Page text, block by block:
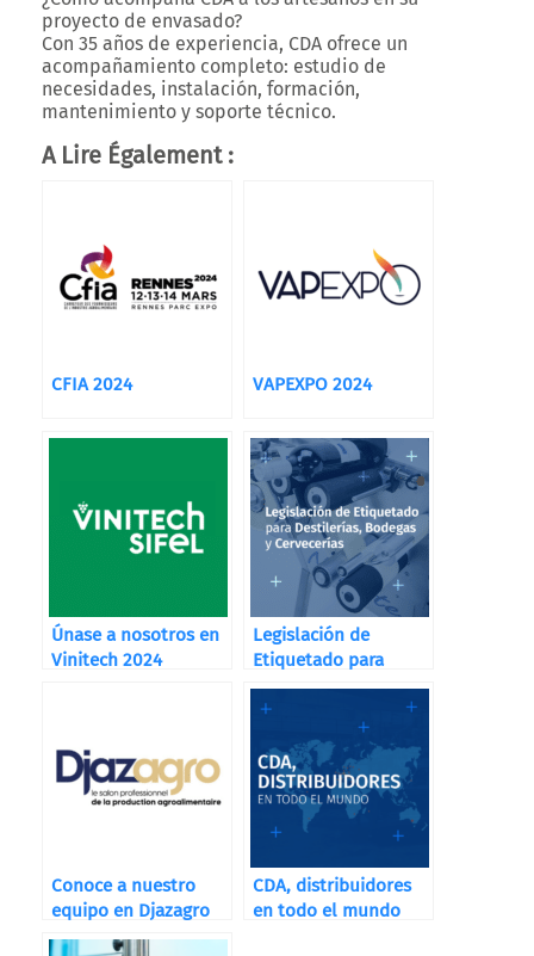
proyecto de envasado?
Con 35 años de experiencia, CDA ofrece un
acompañamiento completo: estudio de
necesidades, instalación, formación,
mantenimiento y soporte técnico.
A Lire Également :
CFIA 2024 VAPEXPO 2024
Únase a nosotros en
Vinitech 2024
Legislación de
Etiquetado para
Destilerías, Bodegas
y Cervecerías
Conoce a nuestro
equipo en Djazagro
CDA, distribuidores
en todo el mundo